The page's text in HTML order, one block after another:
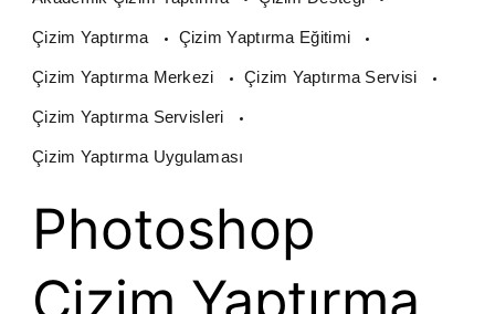
Çizim Yaptırma Çizim Yaptırma Eğitimi
Çizim Yaptırma Merkezi Çizim Yaptırma Servisi
Çizim Yaptırma Servisleri
Çizim Yaptırma Uygulaması
Photoshop
Çizim Yaptırma